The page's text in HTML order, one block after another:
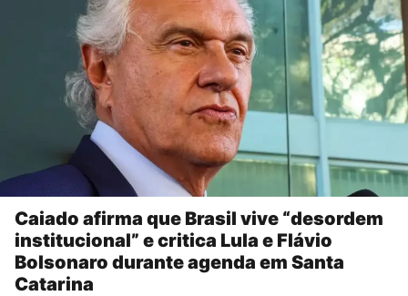
Caiado afirma que Brasil vive “desordem
institucional” e critica Lula e Flávio
Bolsonaro durante agenda em Santa
Catarina